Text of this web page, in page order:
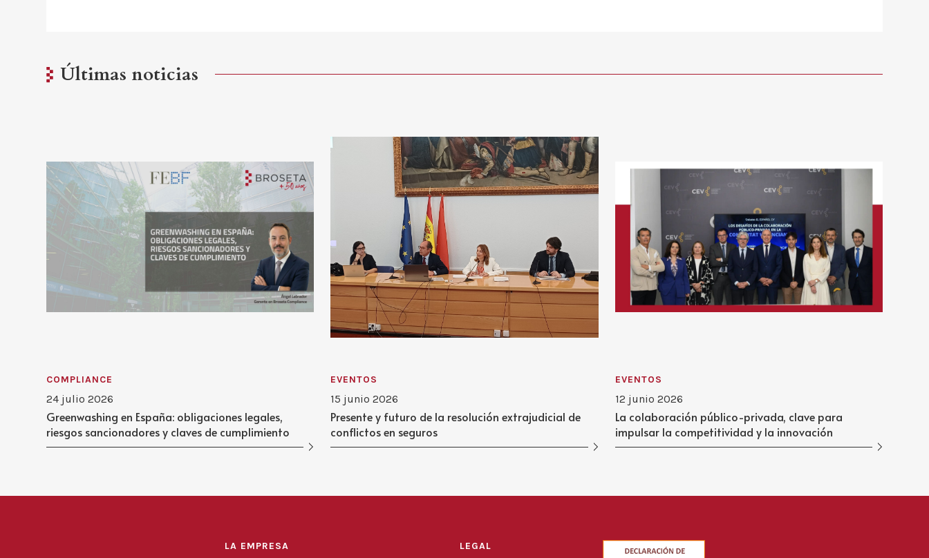
Últimas noticias
COMPLIANCE
24 julio 2026
Greenwashing en España: obligaciones legales,
riesgos sancionadores y claves de cumplimiento
EVENTOS
15 junio 2026
Presente y futuro de la resolución extrajudicial de
conflictos en seguros
EVENTOS
12 junio 2026
La colaboración público-privada, clave para
impulsar la competitividad y la innovación
LA EMPRESA LEGAL